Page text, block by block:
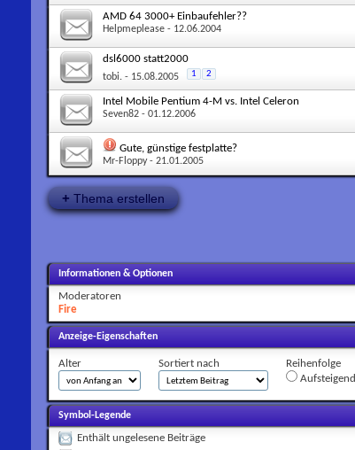
AMD 64 3000+ Einbaufehler??
Helpmeplease - 12.06.2004
dsl6000 statt2000
tobi. - 15.08.2005 1 2
Intel Mobile Pentium 4-M vs. Intel Celeron
Seven82 - 01.12.2006
Gute, günstige festplatte?
Mr-Floppy- 21.01.2005
+ Thema erstellen
Informationen & Optionen
Moderatoren
Fire
Anzeige-Eigenschaften
Alter Sortiert nach
Reihenfolge
Aufsteigend
Symbol-Legende
Enthält ungelesene Beiträge